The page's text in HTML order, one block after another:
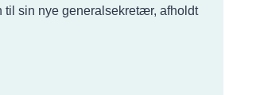
til sin nye generalsekretær, afholdt